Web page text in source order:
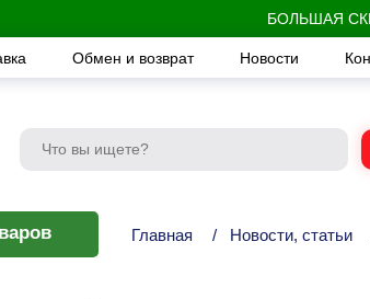
БОЛЬШАЯ
Обмен и возврат Новости
Главная / Новости, статьи